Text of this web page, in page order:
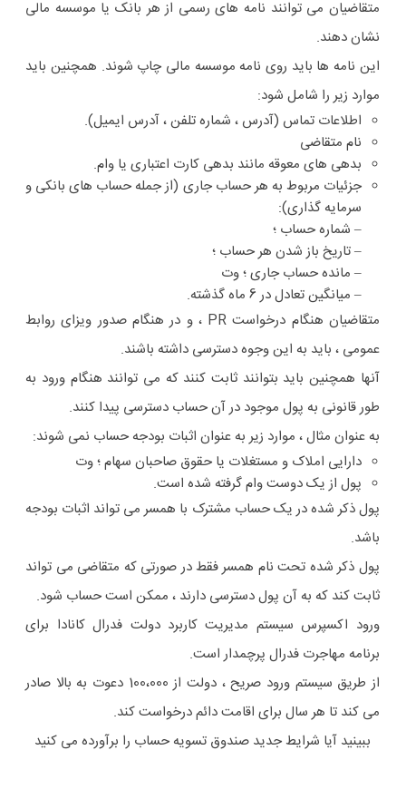
متقاضیان می توانند نامه های رسمی از هر بانک یا موسسه مالی
نشان دهند.
این نامه ها باید روی نامه موسسه مالی چاپ شوند. همچنین باید
موارد زیر را شامل شود:
اطلاعات تماس (آدرس ، شماره تلفن ، آدرس ایمیل).
نام متقاضی
بدهی های معوقه مانند بدهی کارت اعتباری یا وام.
جزئیات مربوط به هر حساب جاری (از جمله حساب های بانکی و
سرمایه گذاری):
– شماره حساب ؛
– تاریخ باز شدن هر حساب ؛
– مانده حساب جاری ؛ وت
– میانگین تعادل در 6 ماه گذشته.
متقاضیان هنگام درخواست PR ، و در هنگام صدور ویزای روابط
عمومی ، باید به این وجوه دسترسی داشته باشند.
آنها همچنین باید بتوانند ثابت کنند که می توانند هنگام ورود به
طور قانونی به پول موجود در آن حساب دسترسی پیدا کنند.
به عنوان مثال ، موارد زیر به عنوان اثبات بودجه حساب نمی شوند:
دارایی املاک و مستغلات یا حقوق صاحبان سهام ؛ وت
پول از یک دوست وام گرفته شده است.
پول ذکر شده در یک حساب مشترک با همسر می تواند اثبات بودجه
باشد.
پول ذکر شده تحت نام همسر فقط در صورتی که متقاضی می تواند
ثابت کند که به آن پول دسترسی دارند ، ممکن است حساب شود.
ورود اکسپرس سیستم مدیریت کاربرد دولت فدرال کانادا برای
برنامه مهاجرت فدرال پرچمدار است.
از طریق سیستم ورود صریح ، دولت از 100،000 دعوت به بالا صادر
می کند تا هر سال برای اقامت دائم درخواست کند.
ببینید آیا شرایط جدید صندوق تسویه حساب را برآورده می کنید